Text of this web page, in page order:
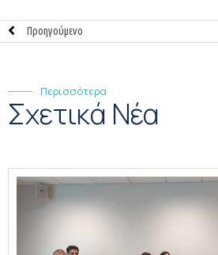
Προηγούμενο
Περισσότερα
Σχετικά Νέα